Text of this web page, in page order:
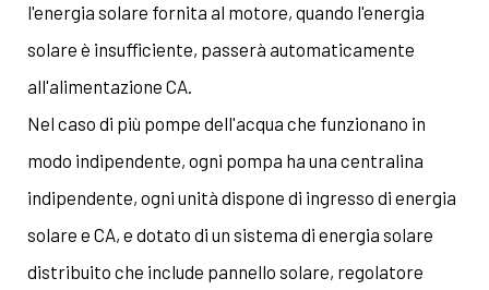
l'energia solare fornita al motore, quando l'energia
solare è insufficiente, passerà automaticamente
all'alimentazione CA.
Nel caso di più pompe dell'acqua che funzionano in
modo indipendente, ogni pompa ha una centralina
indipendente, ogni unità dispone di ingresso di energia
solare e CA, e dotato di un sistema di energia solare
distribuito che include pannello solare, regolatore